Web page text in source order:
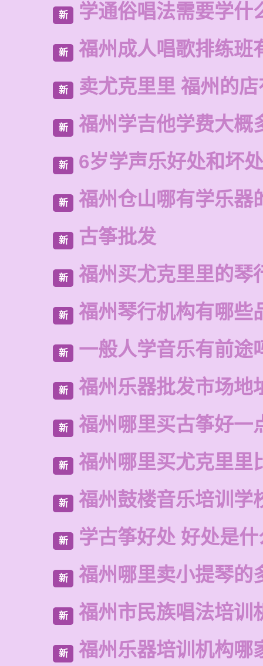
新 学通俗唱法需要学什
新 福州成人唱歌排练班
新 卖尤克里里 福州的
新 福州学吉他学费大概
新 6岁学声乐好处和坏处
新 福州仓山哪有学乐器
新 古筝批发
新 福州买尤克里里的琴
新 福州琴行机构有哪些
新 一般人学音乐有前途
新 福州乐器批发市场地
新 福州哪里买古筝好一
新 福州哪里买尤克里里
新 福州鼓楼音乐培训学
新 学古筝好处 好处是什
新 福州哪里卖小提琴的
新 福州市民族唱法培训
新 福州乐器培训机构哪